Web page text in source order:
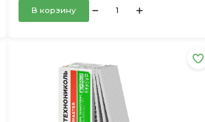
В корзину